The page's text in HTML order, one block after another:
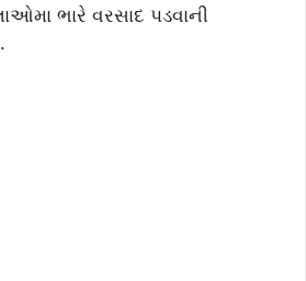
ભારે વરસાદ પડવાની